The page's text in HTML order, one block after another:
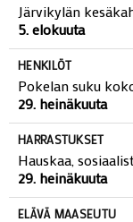
Järvikylän
5. elokuuta
HENKILÖT
Pokelan suku
29. heinäkuuta
HARRASTUKSET
Hauskaa,
29. heinäkuuta
ELÄVÄ MAASEUTU